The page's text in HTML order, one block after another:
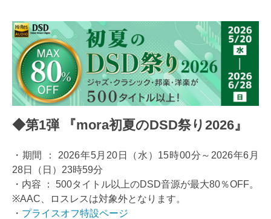
◆第1弾 『mora初夏のDSD祭り2026』
・期間 ： 2026年5月20日（水）15時00分～2026年6月
28日（日）23時59分
・内容 ： 500タイトル以上のDSD音源が最大80％OFF。
※AAC、ロスレスは対象外となります。
・ プライスオフ特設ページ